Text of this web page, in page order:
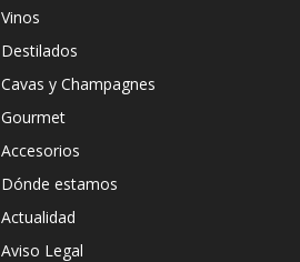
Vinos
Destilados
Cavas y Champagnes
Gourmet
Accesorios
Dónde estamos
Actualidad
Aviso Legal